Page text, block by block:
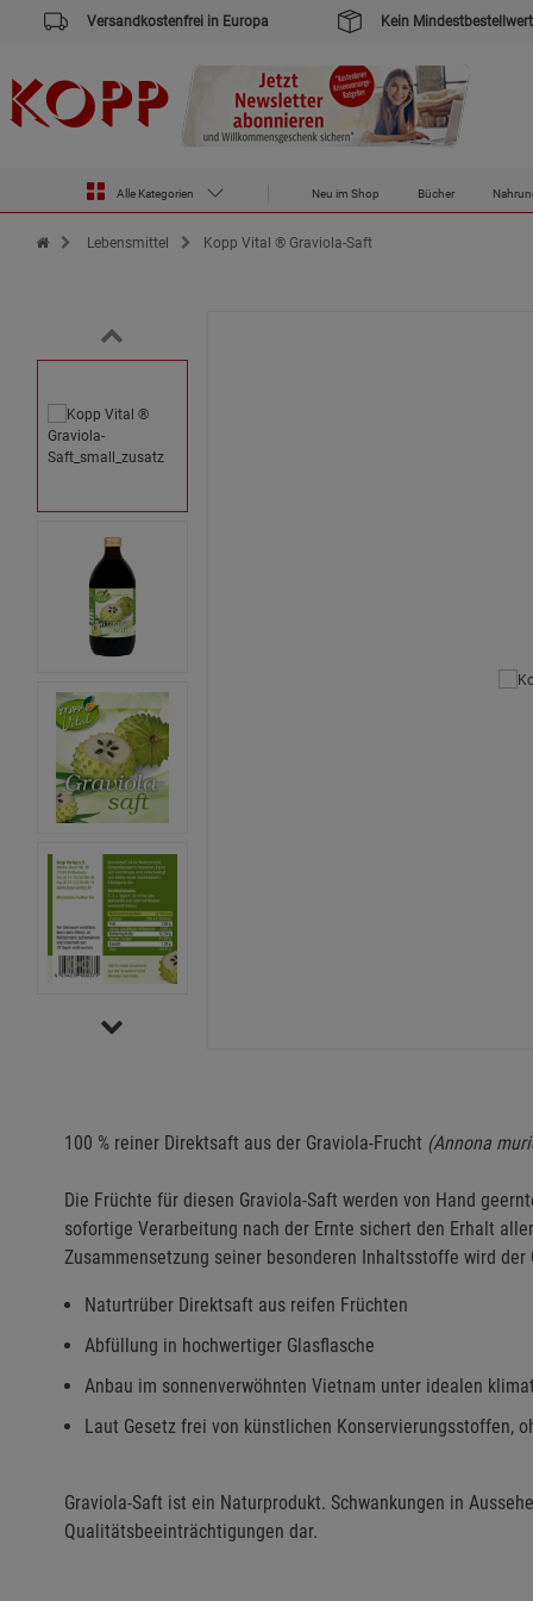
Versandkostenfrei in Europa Kein Mindestbestellwert
Alle Kategorien Neu im Shop Bücher
Zur Startseite des Kopp Verlag Online-Shop
Lebensmittel Kopp Vital ® Graviola-Saft
100 % reiner Direktsaft aus der Graviola-Frucht (Annona
Die Früchte für diesen Graviola-Saft werden von Hand
sofortige Verarbeitung nach der Ernte sichert den Erhalt
Zusammensetzung seiner besonderen Inhaltsstoffe wird
Naturtrüber Direktsaft aus reifen Früchten
Abfüllung in hochwertiger Glasflasche
Anbau im sonnenverwöhnten Vietnam unter idealen
Laut Gesetz frei von künstlichen Konservierungsstoffen,
Graviola-Saft ist ein Naturprodukt. Schwankungen in
Qualitätsbeeinträchtigungen dar.